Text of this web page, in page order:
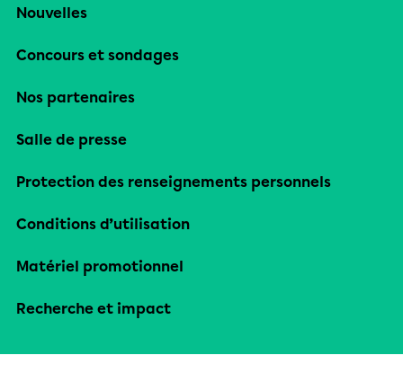
Nouvelles
Concours et sondages
Nos partenaires
Salle de presse
Protection des renseignements personnels
Conditions d’utilisation
Matériel promotionnel
Recherche et impact